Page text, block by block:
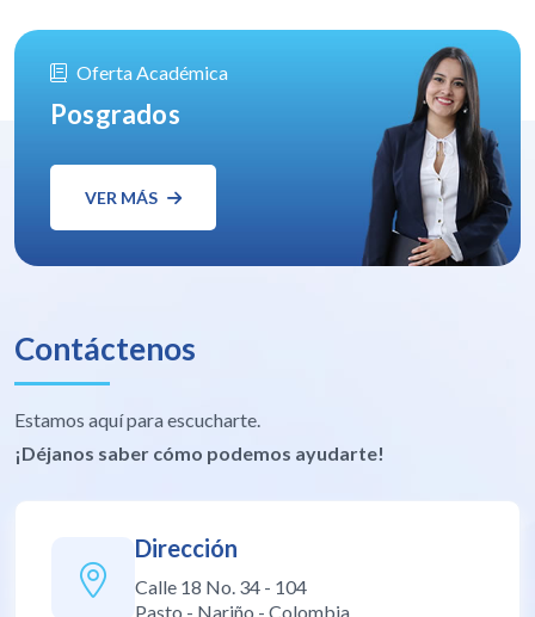
Oferta Académica
Posgrados
VER MÁS
Contáctenos
Estamos aquí para escucharte.
¡Déjanos saber cómo podemos ayudarte!
Dirección
Calle 18 No. 34 - 104
Pasto - Nariño - Colombia